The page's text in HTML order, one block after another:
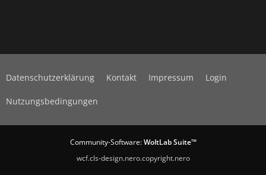
Datenschutzerklärung Kontakt Impressum Login
Nutzungsbedingungen
Community-Software:WoltLab Suite™
wcf.cls-design.nero.copyright.nero